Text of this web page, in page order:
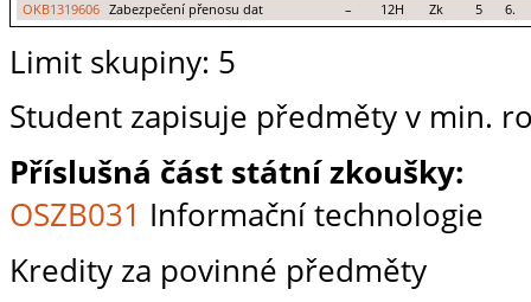
OKB1319606 Zabezpečení přenosu dat – 12H Zk 5 6.
Limit skupiny: 5
Student zapisuje předměty v min.
Příslušná část státní zkoušky:
OSZB031 Informační technologie
Kredity za povinné předměty